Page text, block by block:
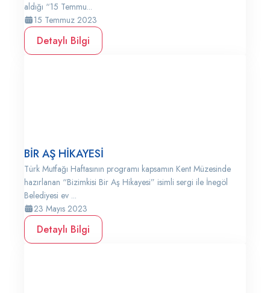
aldığı “15 Temmu...
15 Temmuz 2023
Detaylı Bilgi
BİR AŞ HİKAYESİ
Türk Mutfağı Haftasının programı kapsamın Kent Müzesinde
hazırlanan “Bizimkisi Bir Aş Hikayesi” isimli sergi ile İnegöl
Belediyesi ev ...
23 Mayıs 2023
Detaylı Bilgi